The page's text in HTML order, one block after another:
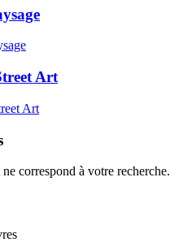
Art
correspond à votre recherche.